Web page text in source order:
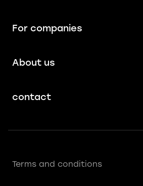
For companies
About us
contact
Terms and conditions